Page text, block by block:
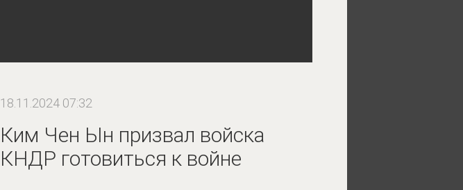
18.11.2024 07:32
Ким Чен Ын призвал войска
КНДР готовиться к войне